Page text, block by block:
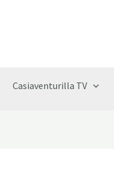
Casiaventurilla TV